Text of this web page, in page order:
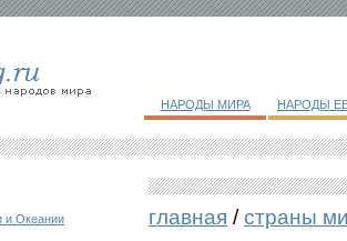
НАРОДЫ МИРА НАРОДЫ
и Океании
главная /страны